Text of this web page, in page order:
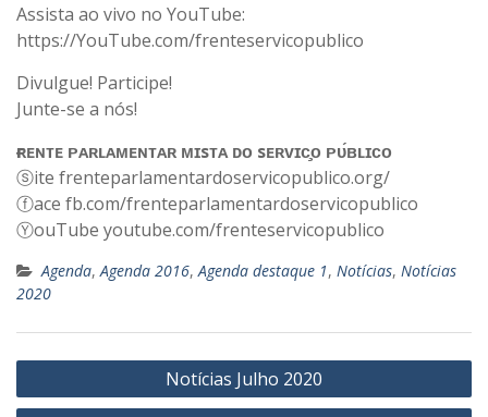
Assista ao vivo no YouTube:
https://YouTube.com/frenteservicopublico
Divulgue! Participe!
Junte-se a nós!
ғʀᴇɴᴛᴇ ᴘᴀʀʟᴀᴍᴇɴᴛᴀʀ ᴍɪsᴛᴀ ᴅᴏ sᴇʀᴠɪᴄ̧ᴏ ᴘᴜ́ʙʟɪᴄᴏ
ⓢite frenteparlamentardoservicopublico.org/
ⓕace fb.com/frenteparlamentardoservicopublico
ⓎouTube youtube.com/frenteservicopublico
Agenda, Agenda 2016, Agenda destaque 1, Notícias, Notícias
2020
Navegação
de
Notícias Julho 2020